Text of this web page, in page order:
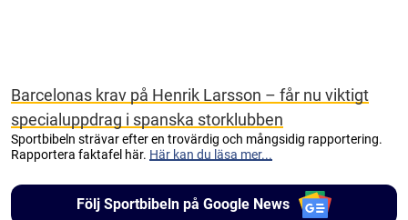
Barcelonas krav på Henrik Larsson – får nu viktigt
specialuppdrag i spanska storklubben
Sportbibeln strävar efter en trovärdig och mångsidig rapportering.
Rapportera faktafel här. Här kan du läsa mer...
Följ Sportbibeln på Google News